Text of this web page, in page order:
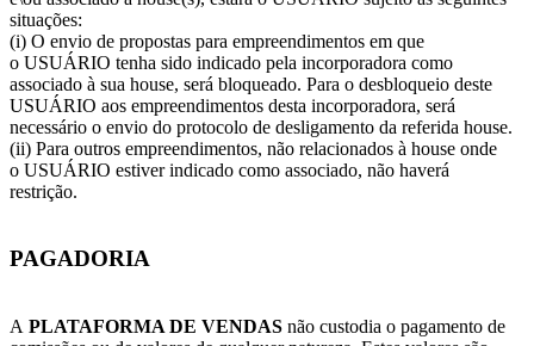
situações:
(i) O envio de propostas para empreendimentos em que
o USUÁRIO tenha sido indicado pela incorporadora como
associado à sua house, será bloqueado. Para o desbloqueio deste
USUÁRIO aos empreendimentos desta incorporadora, será
necessário o envio do protocolo de desligamento da referida house.
(ii) Para outros empreendimentos, não relacionados à house onde
o USUÁRIO estiver indicado como associado, não haverá
restrição.
PAGADORIA
A PLATAFORMA DE VENDAS não custodia o pagamento de